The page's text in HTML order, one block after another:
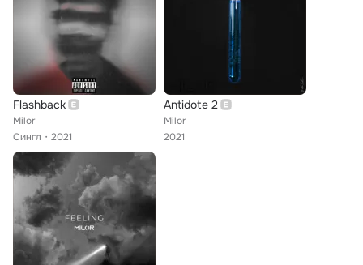
Flashback
Milor
Сингл
2021
Antidote 2
Milor
2021